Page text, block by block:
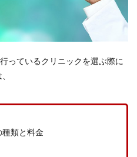
っているクリニックを選ぶ際に
類と料金